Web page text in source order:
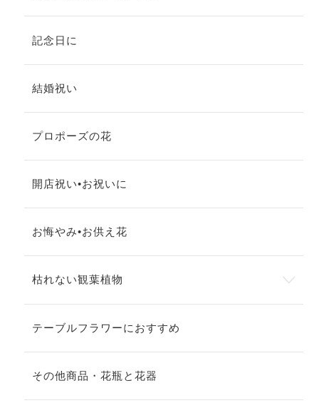
記念日に
結婚祝い
プロポーズの花
開店祝い•お祝いに
お悔やみ•お供え花
枯れない観葉植物
テーブルフラワーにおすすめ
その他商品・花瓶と花器